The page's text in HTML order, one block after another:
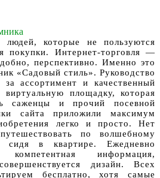
которые не пользуются
покупки. Интернет-торговля —
перспективно. Именно это
«Садовый стиль». Руководство
за ассортимент и качественный
площадку, которая
саженцы и прочий посевной
сайта приложили максимум
легко и просто. Нет
по волшебному
сидя в квартире. Ежедневно
информация,
дизайн. Всех
бесплатно, хотя самые